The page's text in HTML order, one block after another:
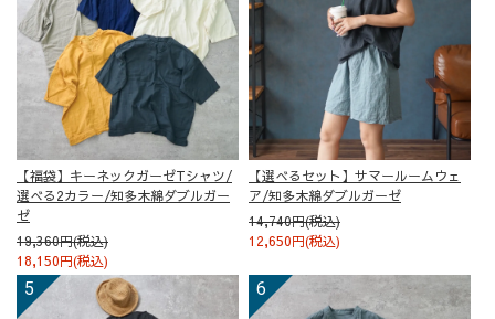
【福袋】キーネックガーゼTシャツ/
選べる2カラー/知多木綿ダブルガー
ゼ
19,360円(税込)
18,150円(税込)
【選べるセット】サマールームウェ
ア/知多木綿ダブルガーゼ
14,740円(税込)
12,650円(税込)